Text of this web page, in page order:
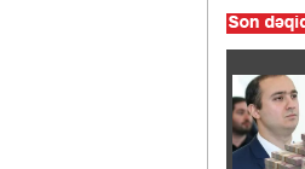
60-80 manata satılır? - VİDEO/